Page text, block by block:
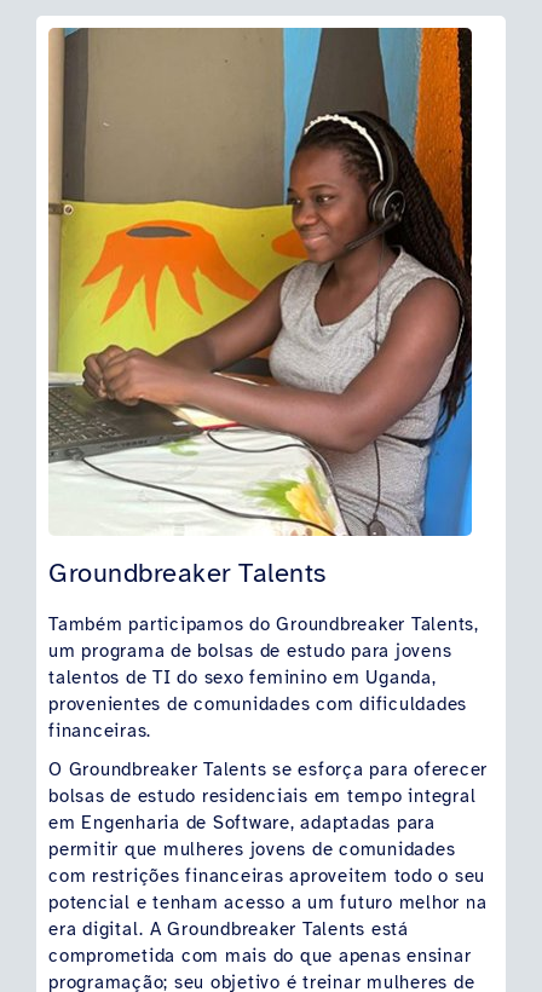
Groundbreaker Talents
Também participamos do Groundbreaker Talents,
um programa de bolsas de estudo para jovens
talentos de TI do sexo feminino em Uganda,
provenientes de comunidades com dificuldades
financeiras.
O Groundbreaker Talents se esforça para oferecer
bolsas de estudo residenciais em tempo integral
em Engenharia de Software, adaptadas para
permitir que mulheres jovens de comunidades
com restrições financeiras aproveitem todo o seu
potencial e tenham acesso a um futuro melhor na
era digital. A Groundbreaker Talents está
comprometida com mais do que apenas ensinar
programação; seu objetivo é treinar mulheres de